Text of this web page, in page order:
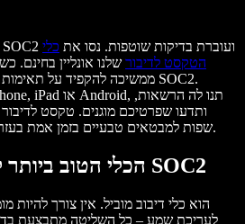
Speechify גאה לעמוד בתקן SOC2 ועוברת בדיקות שוטפות. נסו את כלי
הטקסט לדיבור שלנו אונליין בחינם.
שפות למבטאים טבעיים בזמן אמת בעזרת בינה מלאכותית מתקדמת.
הכלי הטוב ביותר לדיבוב עם תאימות SOC2
לעריכת שמע – כל השליטה מתבצעת